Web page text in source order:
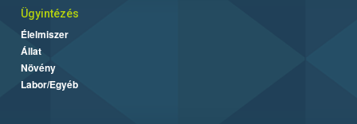
Ügyintézés
Élelmiszer
Állat
Növény
Labor/Egyéb